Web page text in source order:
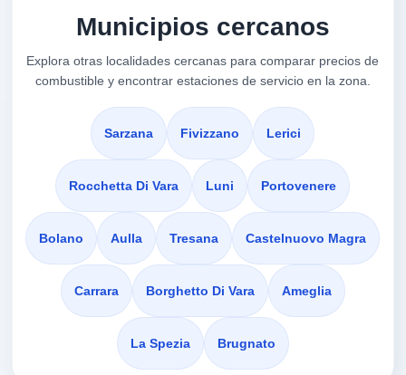
19020
VER PRECIOS
Piazz.le Stagnoni Ingr. Porto Snc
LA SPEZIA,
19020
VER PRECIOS
Pv 59039
a 3.12 Km
Viale Prov. Spezia Loc. Bottagna 104
VEZZANO LIGURE,
VER PRECIOS
Municipios cercanos
Explora otras localidades cercanas para comparar precios de
combustible y encontrar estaciones de servicio en la zona.
Sarzana Fivizzano Lerici
Rocchetta Di Vara Luni Portovenere
Bolano Aulla Tresana Castelnuovo Magra
Carrara Borghetto Di Vara Ameglia
La Spezia Brugnato